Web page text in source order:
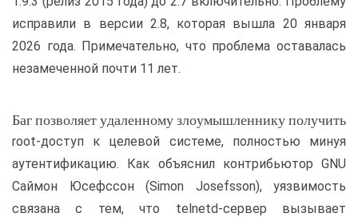
исправили в версии 2.8, которая вышла 20 января
2026 года. Примечательно, что проблема оставалась
незамеченной почти 11 лет.
Баг позволяет удаленному злоумышленнику получить
root-доступ к целевой системе, полностью минуя
аутентификацию. Как объяснил контрибьютор GNU
Саймон Юсефссон (Simon Josefsson), уязвимость
связана с тем, что telnetd-сервер вызывает